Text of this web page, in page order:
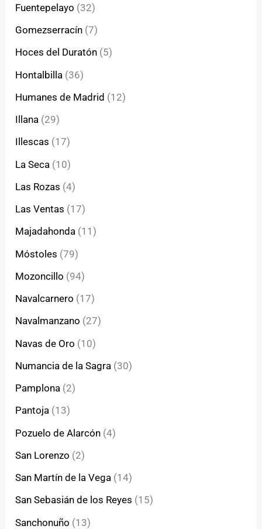
Fuentepelayo (32)
Gomezserracín (7)
Hoces del Duratón (5)
Hontalbilla (36)
Humanes de Madrid (12)
Illana (29)
Illescas (17)
La Seca (10)
Las Rozas (4)
Las Ventas (17)
Majadahonda (11)
Móstoles (79)
Mozoncillo (94)
Navalcarnero (17)
Navalmanzano (27)
Navas de Oro (10)
Numancia de la Sagra (30)
Pamplona (2)
Pantoja (13)
Pozuelo de Alarcón (4)
San Lorenzo (2)
San Martín de la Vega (14)
San Sebasián de los Reyes (15)
Sanchonuño (13)